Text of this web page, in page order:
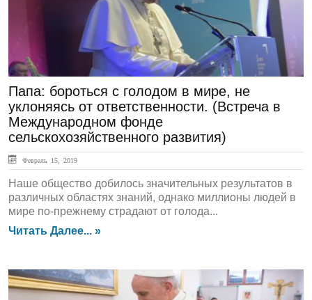
Папа: бороться с голодом в мире, не
уклоняясь от ответственности. (Встреча в
Международном фонде
сельскохозяйственного развития)
Февраль 15, 2019
Наше общество добилось значительных результатов в
различных областях знаний, однако миллионы людей в
мире по-прежнему страдают от голода...
Читать Далее... »
ЛЕНТА НОВОСТЕЙ